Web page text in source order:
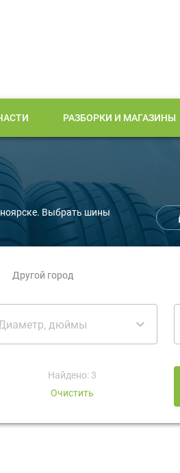
РАЗБОРКИ И МАГАЗИНЫ
Выбрать шины
Другой город
дюймы
Найдено: 3
Очистить